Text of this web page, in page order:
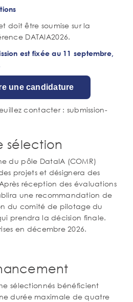
doit être soumise sur la
DATAIA2026.
est fixée au 11 septembre,
une candidature
contacter : submission-
sélection
du pôle DataIA (COMR)
projets et désignera des
réception des évaluations
une recommandation de
du comité de pilotage du
prendra la décision finale.
en décembre 2026.
sélectionnés bénéficient
durée maximale de quatre